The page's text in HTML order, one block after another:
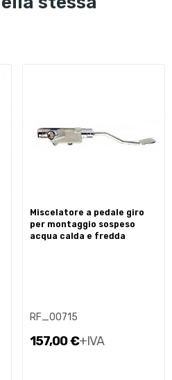
miscelatore a pedale giro
per montaggio sospeso
acqua calda e fredda
RF_00715
157,00 €+IVA